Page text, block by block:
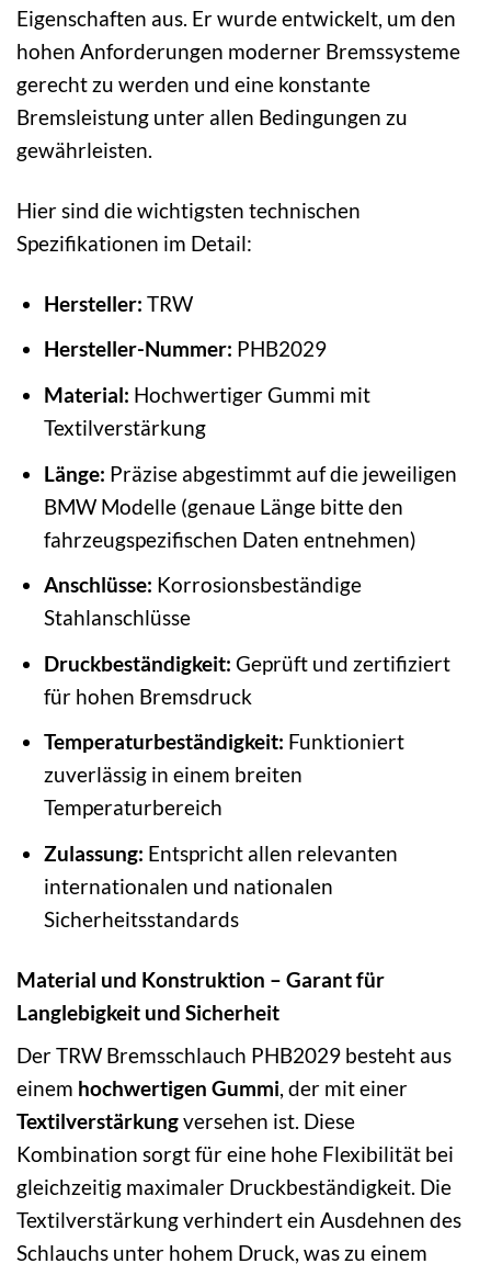
Eigenschaften aus. Er wurde entwickelt, um den
hohen Anforderungen moderner Bremssysteme
gerecht zu werden und eine konstante
Bremsleistung unter allen Bedingungen zu
gewährleisten.
Hier sind die wichtigsten technischen
Spezifikationen im Detail:
Hersteller: TRW
Hersteller-Nummer: PHB2029
Material: Hochwertiger Gummi mit
Textilverstärkung
Länge: Präzise abgestimmt auf die jeweiligen
BMW Modelle (genaue Länge bitte den
fahrzeugspezifischen Daten entnehmen)
Anschlüsse: Korrosionsbeständige
Stahlanschlüsse
Druckbeständigkeit: Geprüft und zertifiziert
für hohen Bremsdruck
Temperaturbeständigkeit: Funktioniert
zuverlässig in einem breiten
Temperaturbereich
Zulassung: Entspricht allen relevanten
internationalen und nationalen
Sicherheitsstandards
Material und Konstruktion – Garant für
Langlebigkeit und Sicherheit
Der TRW Bremsschlauch PHB2029 besteht aus
einem hochwertigen Gummi, der mit einer
Textilverstärkungversehen ist. Diese
Kombination sorgt für eine hohe Flexibilität bei
gleichzeitig maximaler Druckbeständigkeit. Die
Textilverstärkung verhindert ein Ausdehnen des
Schlauchs unter hohem Druck, was zu einem